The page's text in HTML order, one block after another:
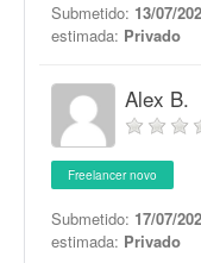
Submetido: 13/07/
estimada: Privado
Alex B.
Freelancer novo
Submetido: 17/07/
estimada: Privado